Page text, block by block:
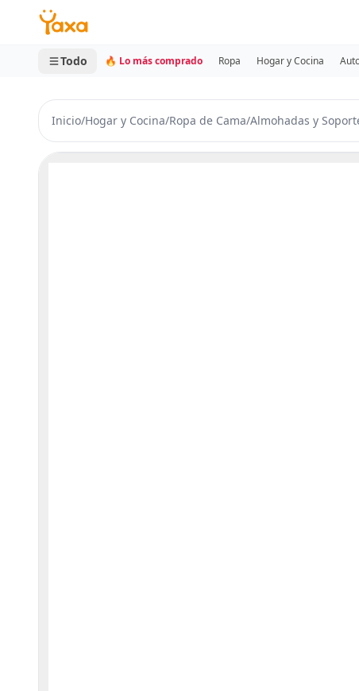
MINI CARRITO
0 productos
Todo 🔥 Lo más comprado Ropa Hogar y Cocina
Inicio/Hogar y Cocina/Ropa de Cama/Almohadas y